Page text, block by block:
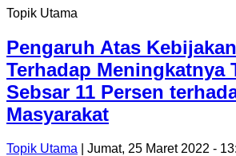
Topik Utama
Pengaruh Atas
Terhadap Meningkatnya
Sebsar 11 Persen
Masyarakat
Topik Utama | Jumat, 25 Maret 2022 -